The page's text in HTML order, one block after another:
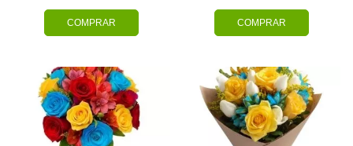
COMPRAR COMPRAR